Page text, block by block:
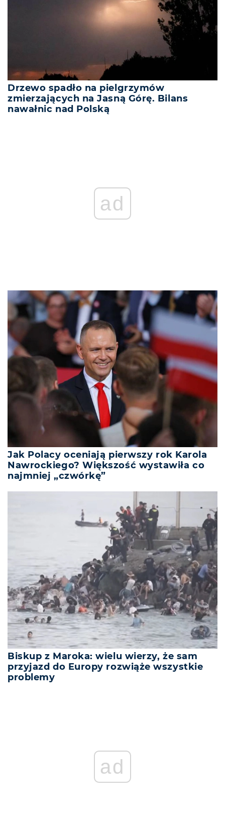
Drzewo spadło na pielgrzymów
zmierzających na Jasną Górę. Bilans
nawałnic nad Polską
ad
Jak Polacy oceniają pierwszy rok Karola
Nawrockiego? Większość wystawiła co
najmniej „czwórkę”
Biskup z Maroka: wielu wierzy, że sam
przyjazd do Europy rozwiąże wszystkie
problemy
ad